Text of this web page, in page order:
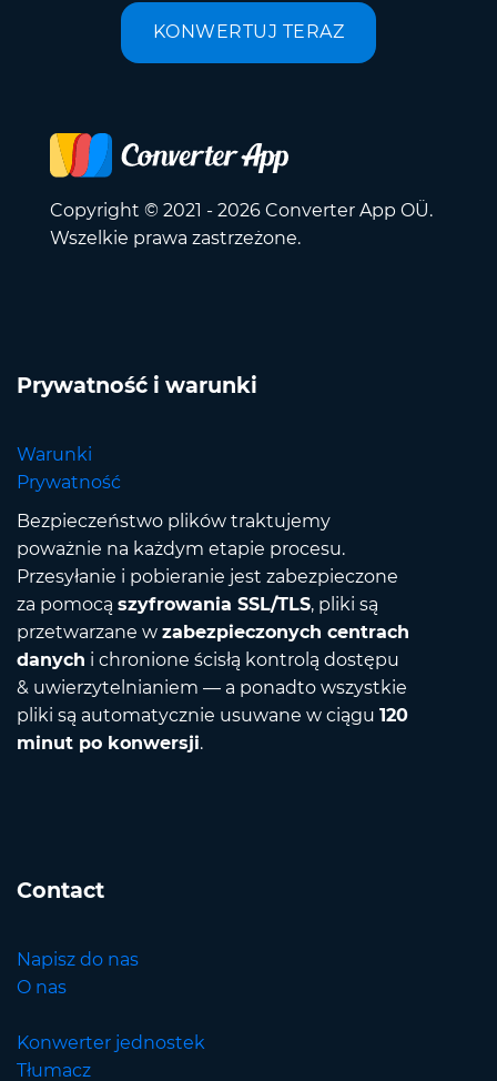
KONWERTUJ TERAZ
Copyright © 2021 - 2026 Converter App OÜ.
Wszelkie prawa zastrzeżone.
Prywatność i warunki
Warunki
Prywatność
Bezpieczeństwo plików traktujemy
poważnie na każdym etapie procesu.
Przesyłanie i pobieranie jest zabezpieczone
za pomocą szyfrowania SSL/TLS, pliki są
przetwarzane w zabezpieczonych centrach
danych i chronione ścisłą kontrolą dostępu
& uwierzytelnianiem — a ponadto wszystkie
pliki są automatycznie usuwane w ciągu 120
minut po konwersji.
Contact
Napisz do nas
O nas
Konwerter jednostek
Tłumacz